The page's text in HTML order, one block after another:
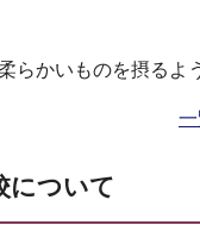
らかいものを摂るよ
について